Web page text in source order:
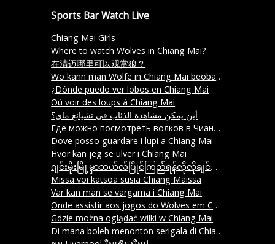
Sports Bar Watch Live
Chiang Mai Girls
Where to watch Wolves in Chiang Mai?
在清迈哪里可以观赏狼？
Wo kann man Wölfe in Chiang Mai beobachten
¿Dónde puedo ver lobos en Chiang Mai
Où voir des loups à Chiang Mai
أين يمكن مشاهدة الذئاب في تشيانغ ماي؟
Где можно посмотреть волков в Чиангмае
Dove posso guardare i lupi a Chiang Mai
Hvor kan jeg se ulver i Chiang Mai
ဂျင်းမိုးမြို့မှာဘယ်လ်ပြိုင်ကြည်ရန်လိုလိုချင်သလဲ။
Missä voi katsoa susia Chiang Maissa
Var kan man se vargarna i Chiang Mai
Onde assistir aos jogos do Wolves em Chiang Mai
Gdzie można oglądać wilki w Chiang Mai
Di mana boleh menonton serigala di Chiang Mai